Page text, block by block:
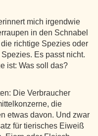
mich irgendwie
in den Schnabel
richtige Spezies oder
Es passt nicht.
ist: Was soll das?
Die Verbraucher
die
etwas davon. Und zwar
für tierisches Eiweiß